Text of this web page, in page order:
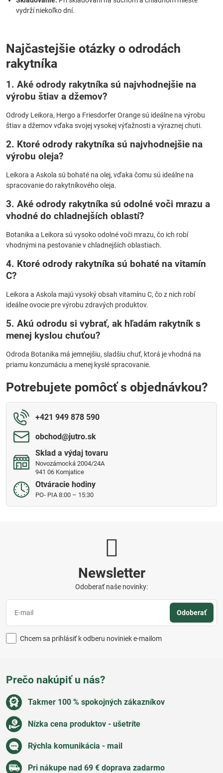
vydrží niekoľko dní.
Najčastejšie otázky o odrodách
rakytníka
1. Aké odrody rakytníka sú najvhodnejšie na
výrobu štiav a džemov?
Odrody Leikora, Hergo a Friesdorfer Orange sú ideálne na výrobu
štiav a džemov vďaka svojej vysokej výťažnosti a výraznej chuti.
2. Ktoré odrody rakytníka sú najvhodnejšie na
výrobu oleja?
Leikora a Askola sú bohaté na olej, vďaka čomu sú ideálne na
spracovanie do rakytníkového oleja.
3. Aké odrody rakytníka sú odolné voči mrazu a
vhodné do chladnejších oblastí?
Botanika a Leikora sú vysoko odolné voči mrazu, čo ich robí
vhodnými na pestovanie v chladnejších oblastiach.
4. Ktoré odrody rakytníka sú bohaté na vitamín
C?
Leikora a Askola majú vysoký obsah vitamínu C, čo z nich robí
ideálne ovocie pre výrobu zdravých produktov.
5. Akú odrodu si vybrať, ak hľadám rakytník s
menej kyslou chuťou?
Odroda Botanika má jemnejšiu, sladšiu chuť, ktorá je vhodná na
priamu konzumáciu a menej kyslé spracovanie.
Potrebujete pomôcť s objednávkou?
+421 949 878 590
obchod​@jutro​.sk
Sklad a výdaj tovaru
Novozámocká 2004/24A
941 06 Komjatice
Otváracie hodiny
PO- PIA 8:00 – 15:30
Newsletter
Odoberať naše novinky:
Odoberať
Chcem sa prihlásiť k odberu noviniek e-mailom
Prečo nakúpiť u nás?
Takmer 100 % spokojných zákazníkov
Nízka cena produktov - ušetríte
Rýchla komunikácia - mail
Pri nákupe nad 69 € doprava zadarmo